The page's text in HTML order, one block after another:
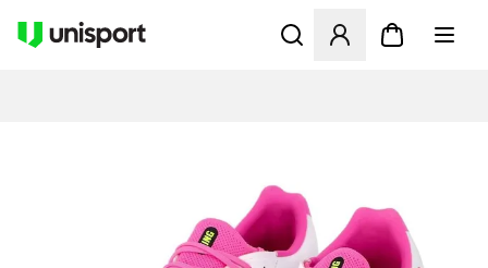
Åpner en Modal for å